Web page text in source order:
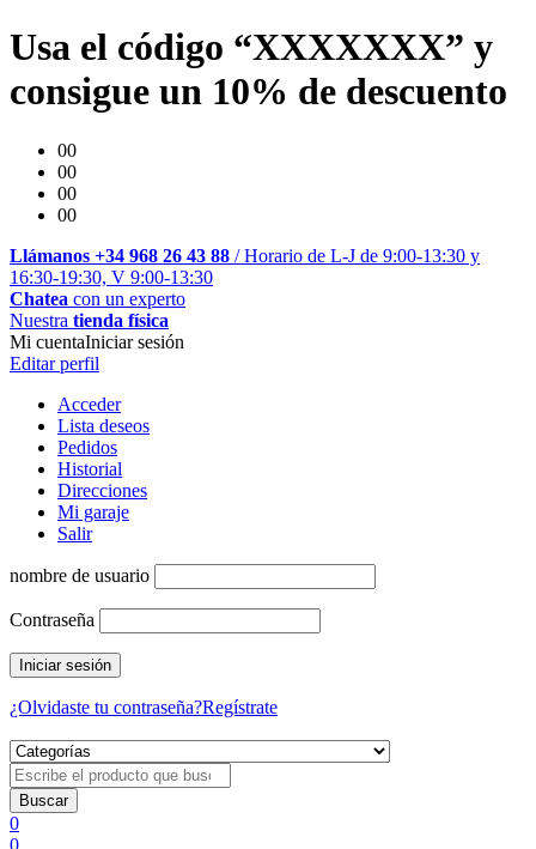
Usa el código “XXXXXXX” y
consigue un 10% de descuento
00
00
00
00
Llámanos +34 968 26 43 88 / Horario de L-J de 9:00-13:30 y
16:30-19:30, V 9:00-13:30
Chatea con un experto
Nuestra tienda física
Mi cuentaIniciar sesión
Editar perfil
Acceder
Lista deseos
Pedidos
Historial
Direcciones
Mi garaje
Salir
nombre de usuario
Contraseña
¿Olvidaste tu contraseña?Regístrate
0
0